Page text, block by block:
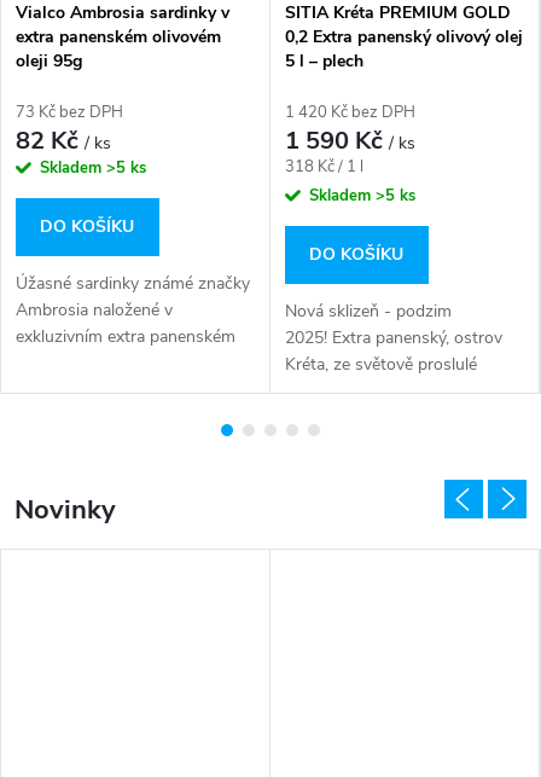
Vialco Ambrosia sardinky v
extra panenském olivovém
oleji 95g
73 Kč bez DPH
82 Kč/ ks
Skladem >5 ks
DO KOŠÍKU
Úžasné sardinky známé značky
Ambrosia naložené v
exkluzivním extra panenském
kombinace a vyváženost omega
SITIA Kréta PREMIUM GOLD
0,2 Extra panenský olivový olej
5 l – plech
1 420 Kč bez DPH
1 590 Kč/ ks
Měrná
cena:
318 Kč / 1 l
Skladem >5 ks
DO KOŠÍKU
Nová sklizeň - podzim
2025! Extra panenský, ostrov
Kréta, ze světově proslulé
oblasti: Sitia Lassithi, farmářský,
Novinky